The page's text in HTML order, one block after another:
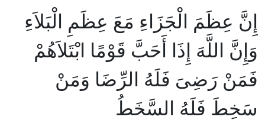
إِنَّ عِظَمَ الْجَزَاءِ مَعَ عِظَمِ الْبَلاَءِ
وَإِنَّ اللَّهَ إِذَا أَحَبَّ قَوْمًا ابْتَلاَهُمْ
فَمَنْ رَضِىَ فَلَهُ الرِّضَا وَمَنْ
سَخِطَ فَلَهُ السَّخَطُ